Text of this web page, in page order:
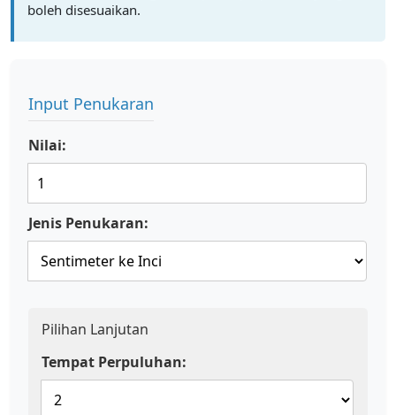
boleh disesuaikan.
Input Penukaran
Nilai:
Jenis Penukaran:
Pilihan Lanjutan
Tempat Perpuluhan: